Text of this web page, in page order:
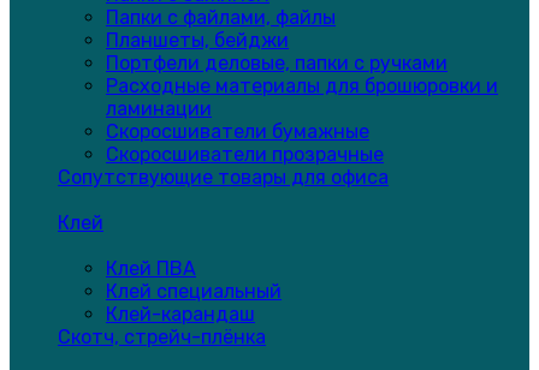
Папки с файлами, файлы
Планшеты, бейджи
Портфели деловые, папки с ручками
Расходные материалы для брошюровки и
ламинации
Скоросшиватели бумажные
Скоросшиватели прозрачные
Сопутствующие товары для офиса
Клей
Клей ПВА
Клей специальный
Клей-карандаш
Скотч, стрейч-плёнка